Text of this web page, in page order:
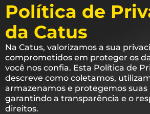
Política de
da Catus
Na Catus, valorizamos a sua
comprometidos em proteger os
você nos confia. Esta Política de
descreve como coletamos,
armazenamos e protegemos suas
garantindo a transparência e o
direitos.